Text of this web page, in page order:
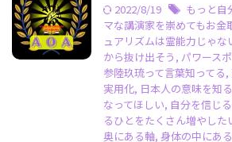
2022/8/19 もっと自
マな講演家を崇めてもお金
ュアリズムは霊能力じゃな
から抜け出そう , パワース
参陸玖琉って言葉知ってる,
実用化, 日本人の意味を知る
なってほしい, 自分を信じ
るひとをたくさん増やした
奥にある軸, 身体の中にあ